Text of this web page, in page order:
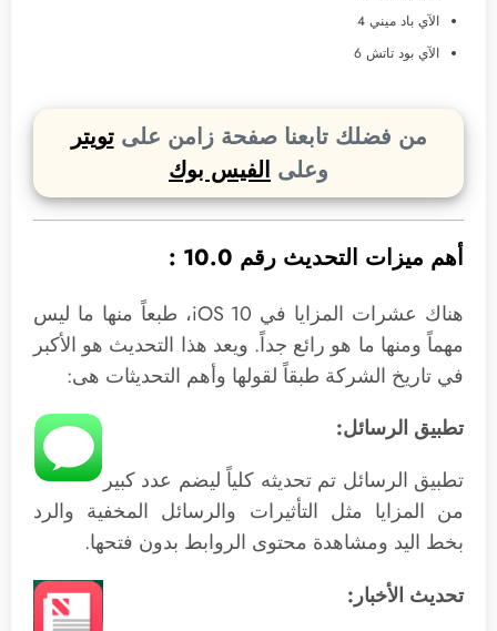
الآي باد ميني 4
الآي بود تاتش 6
من فضلك تابعنا صفحة زامن علىتويتر
وعلى الفيس بوك
أهم ميزات التحديث رقم 10.0 :
هناك عشرات المزايا في iOS 10، طبعاً منها ما ليس
مهماً ومنها ما هو رائع جداً. ويعد هذا التحديث هو الأكبر
في تاريخ الشركة طبقاً لقولها وأهم التحديثات هى:
تطبيق الرسائل:
تطبيق الرسائل تم تحديثه كلياً ليضم عدد كبير
من المزايا مثل التأثيرات والرسائل المخفية والرد
بخط اليد ومشاهدة محتوى الروابط بدون فتحها.
تحديث الأخبار: